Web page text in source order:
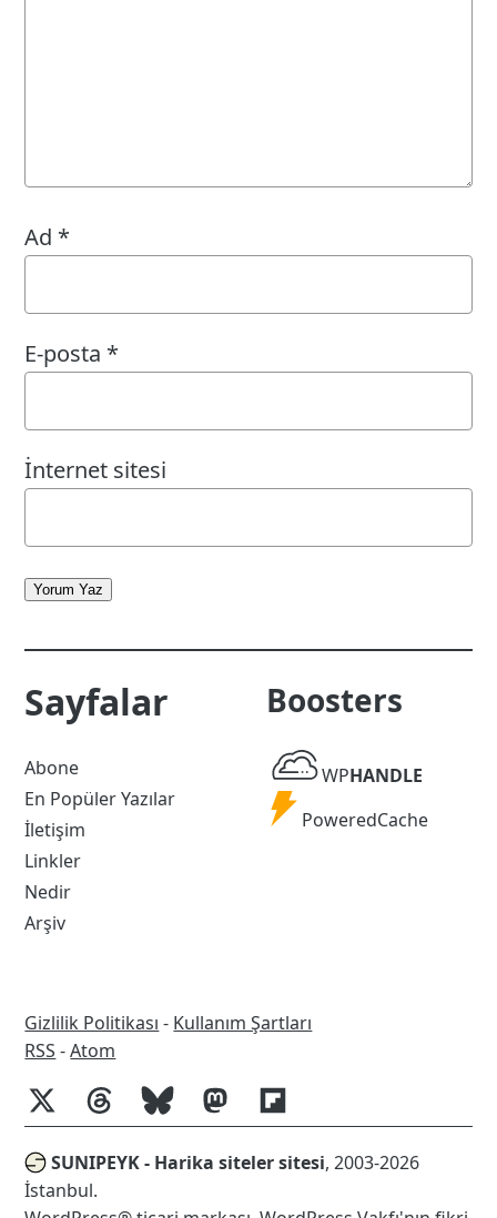
Ad *
E-posta *
İnternet sitesi
Yorum Yaz
Sayfalar
Abone
En Popüler Yazılar
İletişim
Linkler
Nedir
Arşiv
Boosters
WP
Handle
WPHANDLE
Powered
PoweredCache
Gizlilik Politikası - Kullanım Şartları
RSS
RSS -Atom
SUNIPEYK - Harika siteler sitesi, 2003-2026
İstanbul.